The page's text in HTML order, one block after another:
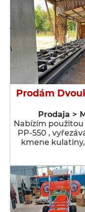
Prodám
Prodaja >
Nabízím
PP-550 ,
kmene